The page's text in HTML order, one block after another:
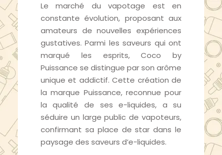
Le marché du vapotage est en
constante évolution, proposant aux
amateurs de nouvelles expériences
gustatives. Parmi les saveurs qui ont
marqué les esprits, Coco by
Puissance se distingue par son arôme
unique et addictif. Cette création de
la marque Puissance, reconnue pour
la qualité de ses e-liquides, a su
séduire un large public de vapoteurs,
confirmant sa place de star dans le
paysage des saveurs d’e-liquides.